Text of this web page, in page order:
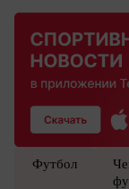
Футбол